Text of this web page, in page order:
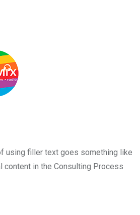
using filler text goes something like
content in the Consulting Process